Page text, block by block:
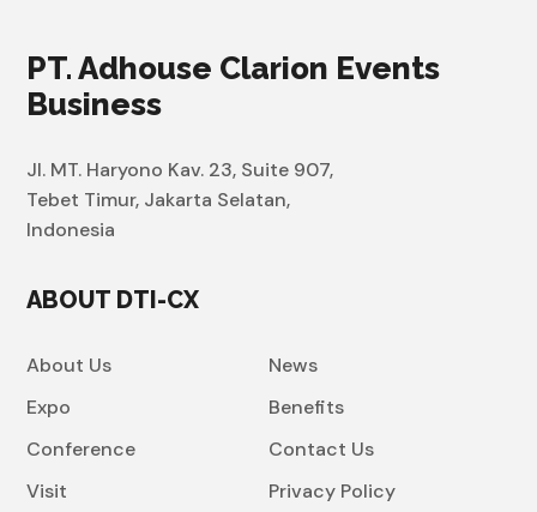
PT. Adhouse Clarion Events
Business
Jl. MT. Haryono Kav. 23, Suite 907,
Tebet Timur, Jakarta Selatan,
Indonesia
ABOUT DTI-CX
About Us
Expo
Conference
Visit
News
Benefits
Contact Us
Privacy Policy